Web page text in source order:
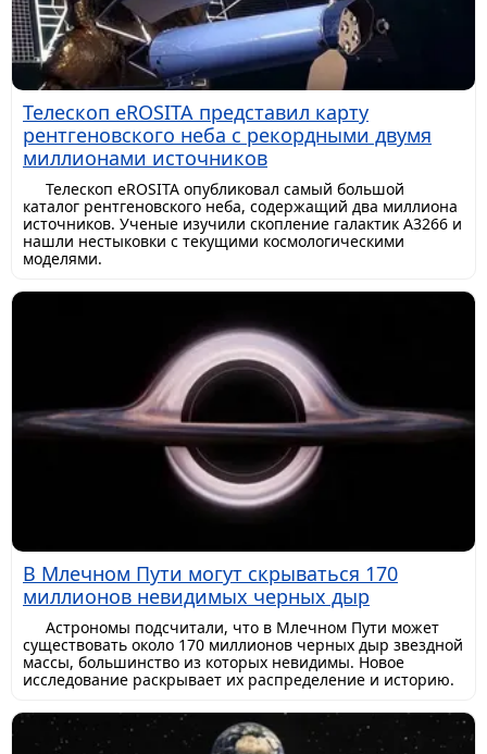
Телескоп eROSITA представил карту
рентгеновского неба с рекордными двумя
миллионами источников
Телескоп eROSITA опубликовал самый большой
каталог рентгеновского неба, содержащий два миллиона
источников. Ученые изучили скопление галактик A3266 и
нашли нестыковки с текущими космологическими
моделями.
В Млечном Пути могут скрываться 170
миллионов невидимых черных дыр
Астрономы подсчитали, что в Млечном Пути может
существовать около 170 миллионов черных дыр звездной
массы, большинство из которых невидимы. Новое
исследование раскрывает их распределение и историю.